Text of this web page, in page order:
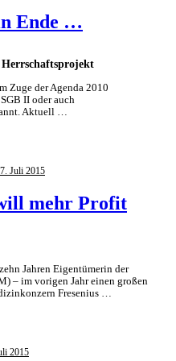
Herrschaftsprojekt
Ende …
Zuge der Agenda 2010
II oder auch
Aktuell …
mehr Profit
Juli 2015
Jahren Eigentümerin der
– im vorigen Jahr einen großen
Fresenius …
2015